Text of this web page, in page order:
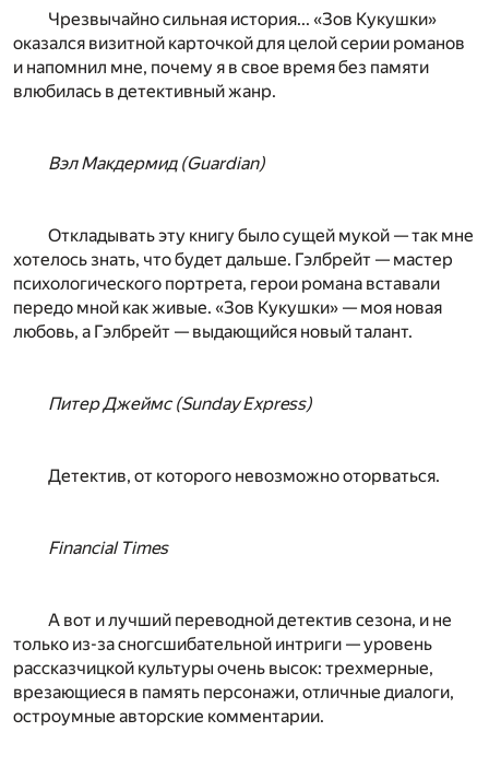
Чрезвычайно сильная история... «Зов Кукушки»
оказался визитной карточкой для целой серии романов
и напомнил мне, почему я в свое время без памяти
влюбилась в детективный жанр.
Вэл Макдермид (Guardian)
Откладывать эту книгу было сущей мукой — так мне
хотелось знать, что будет дальше. Гэлбрейт — мастер
психологического портрета, герои романа вставали
передо мной как живые. «Зов Кукушки» — моя новая
любовь, а Гэлбрейт — выдающийся новый талант.
Питер Джеймс (Sunday Express)
Детектив, от которого невозможно оторваться.
Financial Times
А вот и лучший переводной детектив сезона, и не
только из-за сногсшибательной интриги — уровень
рассказчицкой культуры очень высок: трехмерные,
врезающиеся в память персонажи, отличные диалоги,
остроумные авторские комментарии.